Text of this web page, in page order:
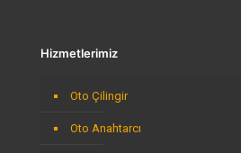
Hizmetlerimiz
Oto Çilingir
Oto Anahtarcı